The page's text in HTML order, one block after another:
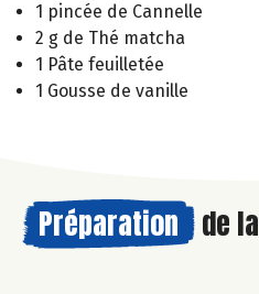
1 pincée de Cannelle
2 g de Thé matcha
1 Pâte feuilletée
1 Gousse de vanille
Préparation de la